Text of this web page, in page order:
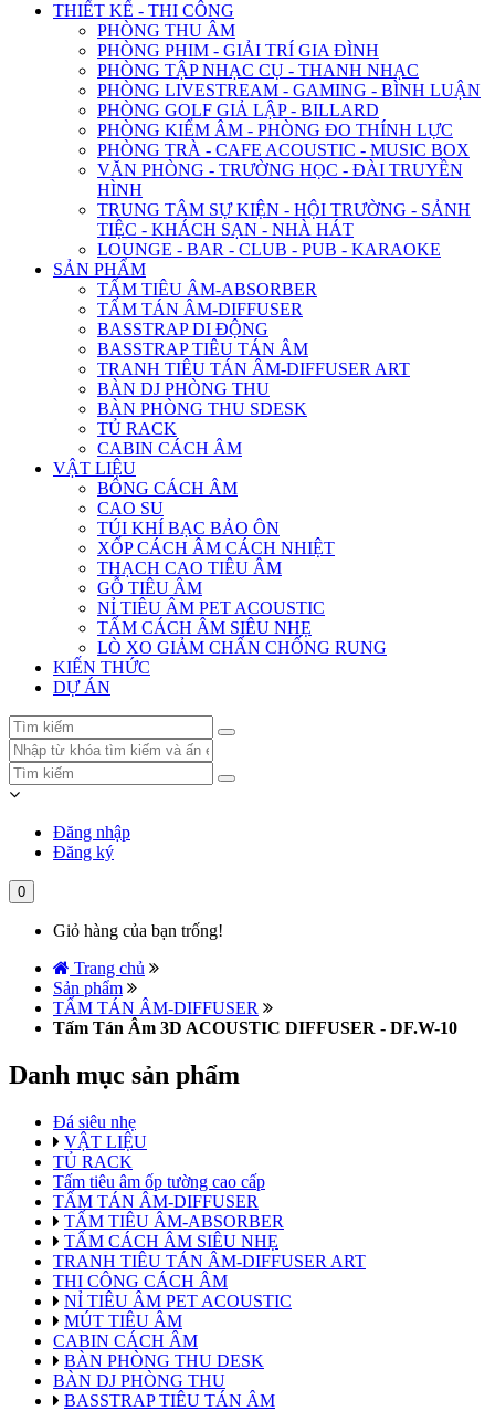
THIẾT KẾ - THI CÔNG
PHÒNG THU ÂM
PHÒNG PHIM - GIẢI TRÍ GIA ĐÌNH
PHÒNG TẬP NHẠC CỤ - THANH NHẠC
PHÒNG LIVESTREAM - GAMING - BÌNH LUẬN
PHÒNG GOLF GIẢ LẬP - BILLARD
PHÒNG KIỂM ÂM - PHÒNG ĐO THÍNH LỰC
PHÒNG TRÀ - CAFE ACOUSTIC - MUSIC BOX
VĂN PHÒNG - TRƯỜNG HỌC - ĐÀI TRUYỀN
HÌNH
TRUNG TÂM SỰ KIỆN - HỘI TRƯỜNG - SẢNH
TIỆC - KHÁCH SẠN - NHÀ HÁT
LOUNGE - BAR - CLUB - PUB - KARAOKE
SẢN PHẨM
TẤM TIÊU ÂM-ABSORBER
TẤM TÁN ÂM-DIFFUSER
BASSTRAP DI ĐỘNG
BASSTRAP TIÊU TÁN ÂM
TRANH TIÊU TÁN ÂM-DIFFUSER ART
BÀN DJ PHÒNG THU
BÀN PHÒNG THU SDESK
TỦ RACK
CABIN CÁCH ÂM
VẬT LIỆU
BÔNG CÁCH ÂM
CAO SU
TÚI KHÍ BẠC BẢO ÔN
XỐP CÁCH ÂM CÁCH NHIỆT
THẠCH CAO TIÊU ÂM
GỖ TIÊU ÂM
NỈ TIÊU ÂM PET ACOUSTIC
TẤM CÁCH ÂM SIÊU NHẸ
LÒ XO GIẢM CHẤN CHỐNG RUNG
KIẾN THỨC
DỰ ÁN
Đăng nhập
Đăng ký
0
Giỏ hàng của bạn trống!
Trang chủ
Sản phẩm
TẤM TÁN ÂM-DIFFUSER
Tấm Tán Âm 3D ACOUSTIC DIFFUSER - DF.W-10
Danh mục sản phẩm
Đá siêu nhẹ
VẬT LIỆU
TỦ RACK
Tấm tiêu âm ốp tường cao cấp
TẤM TÁN ÂM-DIFFUSER
TẤM TIÊU ÂM-ABSORBER
TẤM CÁCH ÂM SIÊU NHẸ
TRANH TIÊU TÁN ÂM-DIFFUSER ART
THI CÔNG CÁCH ÂM
NỈ TIÊU ÂM PET ACOUSTIC
MÚT TIÊU ÂM
CABIN CÁCH ÂM
BÀN PHÒNG THU DESK
BÀN DJ PHÒNG THU
BASSTRAP TIÊU TÁN ÂM